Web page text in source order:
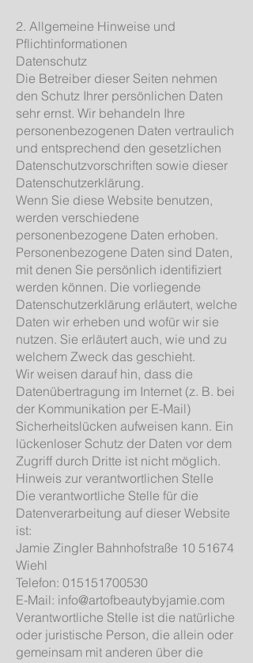
2. Allgemeine Hinweise und
Pflichtinformationen
Datenschutz
Die Betreiber dieser Seiten nehmen
den Schutz Ihrer persönlichen Daten
sehr ernst. Wir behandeln Ihre
personenbezogenen Daten vertraulich
und entsprechend den gesetzlichen
Datenschutzvorschriften sowie dieser
Datenschutzerklärung.
Wenn Sie diese Website benutzen,
werden verschiedene
personenbezogene Daten erhoben.
Personenbezogene Daten sind Daten,
mit denen Sie persönlich identifiziert
werden können. Die vorliegende
Datenschutzerklärung erläutert, welche
Daten wir erheben und wofür wir sie
nutzen. Sie erläutert auch, wie und zu
welchem Zweck das geschieht.
Wir weisen darauf hin, dass die
Datenübertragung im Internet (z. B. bei
der Kommunikation per E-Mail)
Sicherheitslücken aufweisen kann. Ein
lückenloser Schutz der Daten vor dem
Zugriff durch Dritte ist nicht möglich.
Hinweis zur verantwortlichen Stelle
Die verantwortliche Stelle für die
Datenverarbeitung auf dieser Website
ist:
Jamie Zingler Bahnhofstraße 10 51674
Wiehl
Telefon: 015151700530
E-Mail: info@artofbeautybyjamie.com
Verantwortliche Stelle ist die natürliche
oder juristische Person, die allein oder
gemeinsam mit anderen über die